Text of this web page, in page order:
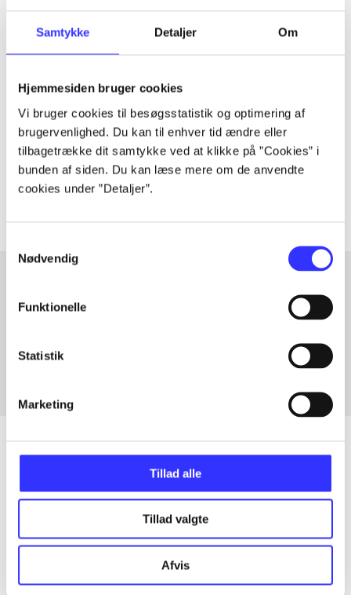
Samtykke Detaljer Om
Hjemmesiden bruger cookies
Vi bruger cookies til besøgsstatistik og optimering af
brugervenlighed. Du kan til enhver tid ændre eller
tilbagetrække dit samtykke ved at klikke på ”Cookies” i
bunden af siden. Du kan læse mere om de anvendte
cookies under ”Detaljer”.
Nødvendig
Funktionelle
Statistik
Marketing
Tillad alle
Tillad valgte
Afvis
Artiklen er en del af
lorem ipsum dolor sit amet ...
Tidsskrift
Artiklerne i handler ofte om
Artikler med samme emner
Artikler
Alle registrerede artikler fordelt på udgivelser